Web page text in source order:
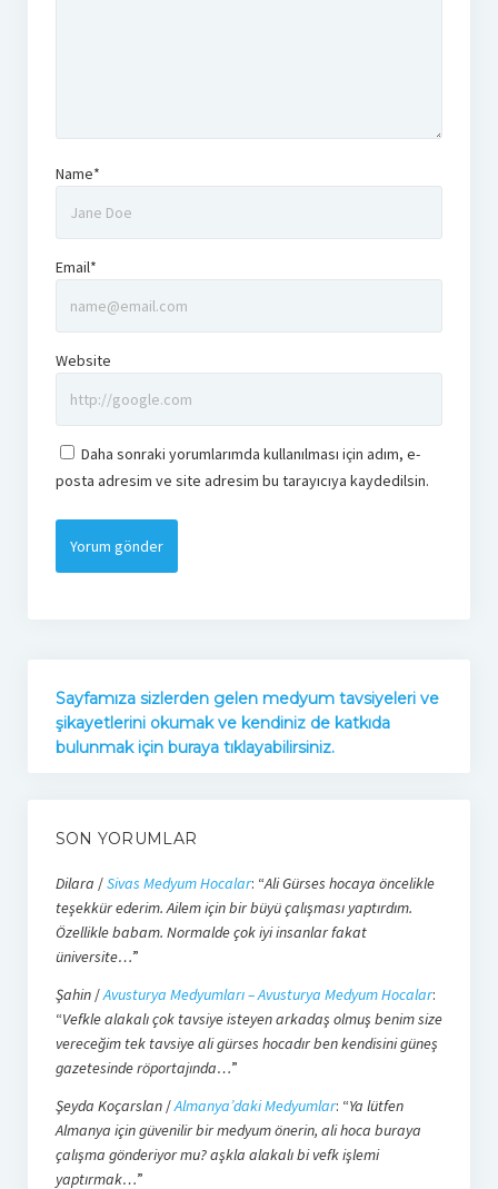
Name*
Email*
Website
Daha sonraki yorumlarımda kullanılması için adım, e-
posta adresim ve site adresim bu tarayıcıya kaydedilsin.
Sayfamıza sizlerden gelen medyum tavsiyeleri ve
şikayetlerini okumak ve kendiniz de katkıda
bulunmak için buraya tıklayabilirsiniz.
SON YORUMLAR
Dilara /Sivas Medyum Hocalar: “Ali Gürses hocaya öncelikle
teşekkür ederim. Ailem için bir büyü çalışması yaptırdım.
Özellikle babam. Normalde çok iyi insanlar fakat
üniversite…”
Şahin/Avusturya Medyumları – Avusturya Medyum Hocalar:
“Vefkle alakalı çok tavsiye isteyen arkadaş olmuş benim size
vereceğim tek tavsiye ali gürses hocadır ben kendisini güneş
gazetesinde röportajında…”
Şeyda Koçarslan/Almanya’daki Medyumlar: “Ya lütfen
Almanya için güvenilir bir medyum önerin, ali hoca buraya
çalışma gönderiyor mu? aşkla alakalı bi vefk işlemi
yaptırmak…”